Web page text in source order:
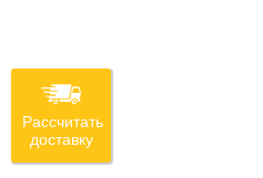
Рассчитать
доставку